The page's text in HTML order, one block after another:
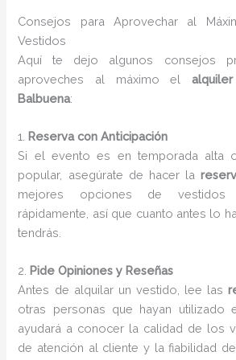
Consejos para Aprovechar al
Vestidos
Aquí te dejo algunos consejos
aproveches al máximo el
Balbuena:
1. Reserva con Anticipación
Si el evento es en temporada alta
popular, asegúrate de hacer la
mejores opciones de vestidos
rápidamente, así que cuanto antes lo
tendrás.
2. Pide Opiniones y Reseñas
Antes de alquilar un vestido, lee las
otras personas que hayan utilizado
ayudará a conocer la calidad de los
de atención al cliente y la fiabilidad